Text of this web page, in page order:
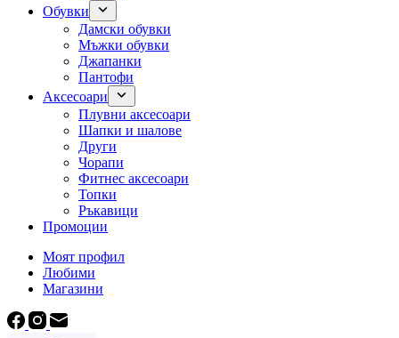
Обувки
Дамски обувки
Мъжки обувки
Джапанки
Пантофи
Аксесоари
Плувни аксесоари
Шапки и шалове
Други
Чорапи
Фитнес аксесоари
Топки
Ръкавици
Промоции
Моят профил
Любими
Магазини